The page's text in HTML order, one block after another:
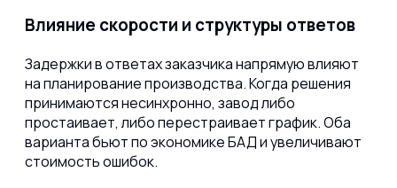
Влияние скорости и структуры ответов
Задержки в ответах заказчика напрямую влияют
на планирование производства. Когда решения
принимаются несинхронно, завод либо
простаивает, либо перестраивает график. Оба
варианта бьют по экономике БАД и увеличивают
стоимость ошибок.